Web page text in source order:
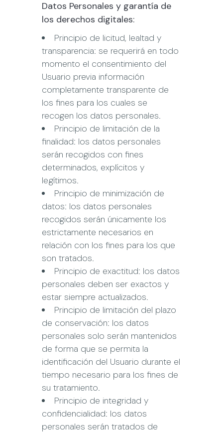
Datos Personales y garantía de
los derechos digitales:
Principio de licitud, lealtad y
transparencia: se requerirá en todo
momento el consentimiento del
Usuario previa información
completamente transparente de
los fines para los cuales se
recogen los datos personales.
Principio de limitación de la
finalidad: los datos personales
serán recogidos con fines
determinados, explícitos y
legítimos.
Principio de minimización de
datos: los datos personales
recogidos serán únicamente los
estrictamente necesarios en
relación con los fines para los que
son tratados.
Principio de exactitud: los datos
personales deben ser exactos y
estar siempre actualizados.
Principio de limitación del plazo
de conservación: los datos
personales solo serán mantenidos
de forma que se permita la
identificación del Usuario durante el
tiempo necesario para los fines de
su tratamiento.
Principio de integridad y
confidencialidad: los datos
personales serán tratados de